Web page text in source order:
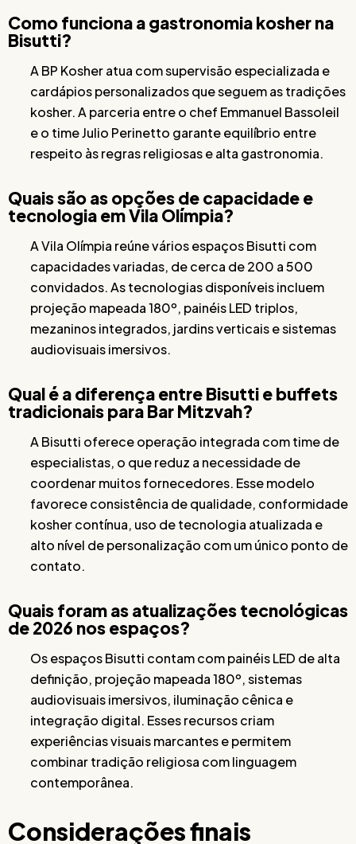
Como funciona a gastronomia kosher na
Bisutti?
A BP Kosher atua com supervisão especializada e
cardápios personalizados que seguem as tradições
kosher. A parceria entre o chef Emmanuel Bassoleil
e o time Julio Perinetto garante equilíbrio entre
respeito às regras religiosas e alta gastronomia.
Quais são as opções de capacidade e
tecnologia em Vila Olímpia?
A Vila Olímpia reúne vários espaços Bisutti com
capacidades variadas, de cerca de 200 a 500
convidados. As tecnologias disponíveis incluem
projeção mapeada 180º, painéis LED triplos,
mezaninos integrados, jardins verticais e sistemas
audiovisuais imersivos.
Qual é a diferença entre Bisutti e buffets
tradicionais para Bar Mitzvah?
A Bisutti oferece operação integrada com time de
especialistas, o que reduz a necessidade de
coordenar muitos fornecedores. Esse modelo
favorece consistência de qualidade, conformidade
kosher contínua, uso de tecnologia atualizada e
alto nível de personalização com um único ponto de
contato.
Quais foram as atualizações tecnológicas
de 2026 nos espaços?
Os espaços Bisutti contam com painéis LED de alta
definição, projeção mapeada 180º, sistemas
audiovisuais imersivos, iluminação cênica e
integração digital. Esses recursos criam
experiências visuais marcantes e permitem
combinar tradição religiosa com linguagem
contemporânea.
Considerações finais